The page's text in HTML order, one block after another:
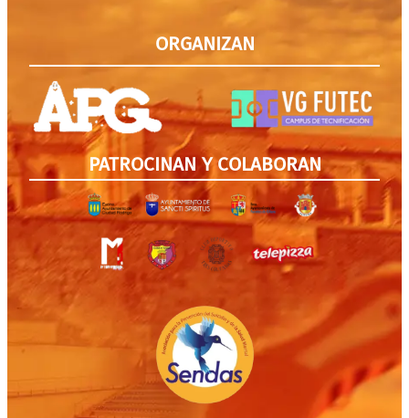
ORGANIZAN
PATROCINAN Y COLABORAN